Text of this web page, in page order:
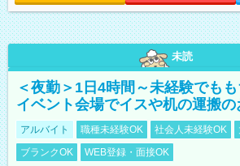
未読
＜夜勤＞1日4時間～未経験でもも
イベント会場でイスや机の運搬の
アルバイト 職種未経験OK 社会人未経験OK
ブランクOK
WEB登録・面接OK